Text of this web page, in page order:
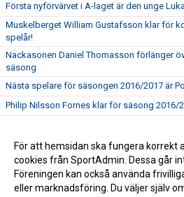
Första nyförvärvet i A-laget är den unge
Muskelberget William Gustafsson klar för
spelår!
Nackasonen Daniel Thomasson förlänger
säsong
Nästa spelare för säsongen 2016/2017 är
Philip Nilsson Fornes klar för säsong 2016/
Resumé av klubbens säsong 2015/16
Ett stort tack och summering av säsongen
För att hemsidan ska fungera korrekt
cookies från SportAdmin. Dessa går
Föreningen kan också använda
eller marknadsföring. Du väljer själv